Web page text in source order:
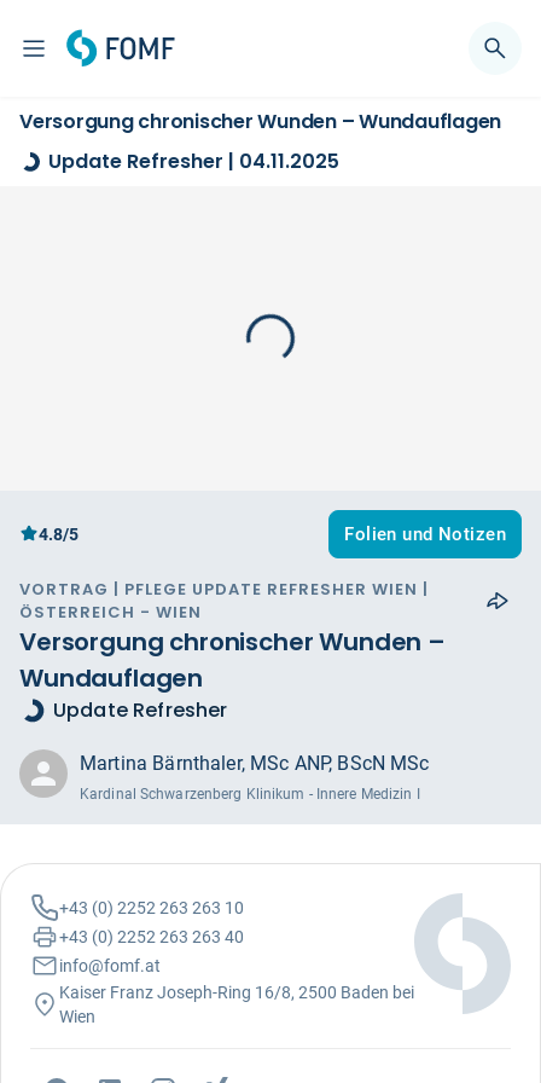
Versorgung chronischer Wunden – Wundauflagen
Update Refresher | 04.11.2025
4.8/5 Folien und Notizen
VORTRAG | PFLEGE UPDATE REFRESHER WIEN |
ÖSTERREICH - WIEN
Versorgung chronischer Wunden –
Wundauflagen
Update Refresher
Martina Bärnthaler, MSc ANP, BScN MSc
Kardinal Schwarzenberg Klinikum - Innere Medizin I
+43 (0) 2252 263 263 10
+43 (0) 2252 263 263 40
info@fomf.at
Kaiser Franz Joseph-Ring 16/8, 2500 Baden bei
Wien